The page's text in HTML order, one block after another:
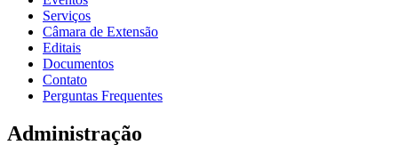
Serviços
Câmara de Extensão
Editais
Documentos
Contato
Perguntas Frequentes
Administração